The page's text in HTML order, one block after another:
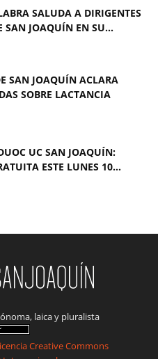
SALUDA A DIRIGENTES
SAN JOAQUÍN EN SU...
SAN JOAQUÍN ACLARA
SOBRE LACTANCIA
UC SAN JOAQUÍN:
ESTE LUNES 10...
laica y pluralista
Creative Commons